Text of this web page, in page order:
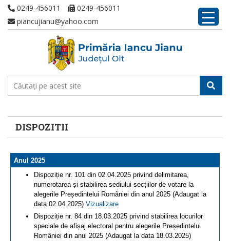
0249-456011
0249-456011
piancujianu@yahoo.com
DISPOZITII
Anul 2025
Dispoziție nr. 101 din 02.04.2025 privind delimitarea,
numerotarea și stabilirea sediului secțiilor de votare la
alegerile Președintelui României din anul 2025 (Adaugat la
data 02.04.2025) Vizualizare
Dispoziție nr. 84 din 18.03.2025 privind stabilirea locurilor
speciale de afișaj electoral pentru alegerile Președintelui
României din anul 2025 (Adaugat la data 18.03.2025)